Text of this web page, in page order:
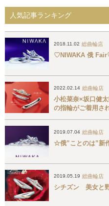
人気記事ランキング
2018.11.02 総曲輪店
♡NIWAKA 俄
2022.02.14 総曲輪店
小松菜奈×坂口健
の指輪がご着用さ
2019.07.04 総曲輪店
☆俄”ことのは”
2019.05.19 総曲輪店
シチズン 美女と